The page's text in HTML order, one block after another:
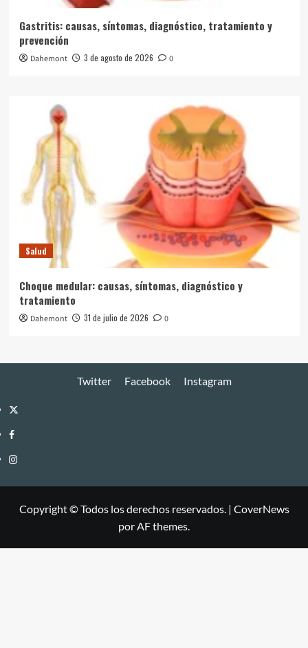
Gastritis: causas, síntomas, diagnóstico, tratamiento y
prevención
Dahemont 3 de agosto de 2026 0
Salud
Choque medular: causas, síntomas, diagnóstico y
tratamiento
Dahemont 31 de julio de 2026 0
Twitter Facebook Instagram
Twitter
Facebook
Instagram
Copyright © Todos los derechos reservados. | CoverNews
por AF themes.